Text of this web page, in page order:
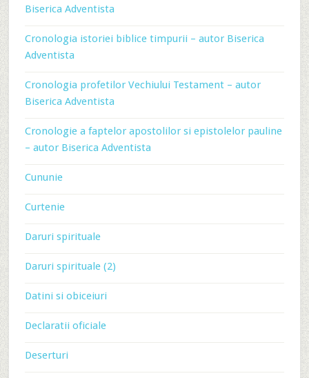
Biserica Adventista
Cronologia istoriei biblice timpurii – autor Biserica
Adventista
Cronologia profetilor Vechiului Testament – autor
Biserica Adventista
Cronologie a faptelor apostolilor si epistolelor pauline
– autor Biserica Adventista
Cununie
Curtenie
Daruri spirituale
Daruri spirituale (2)
Datini si obiceiuri
Declaratii oficiale
Deserturi